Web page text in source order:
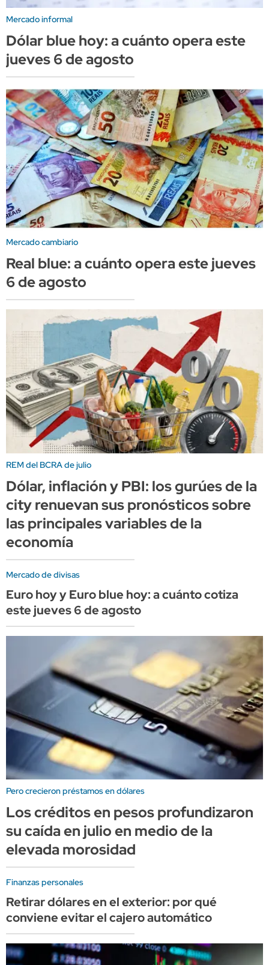
Mercado informal
Dólar blue hoy: a cuánto opera este
jueves 6 de agosto
Mercado cambiario
Real blue: a cuánto opera este jueves
6 de agosto
REM del BCRA de julio
Dólar, inflación y PBI: los gurúes de la
city renuevan sus pronósticos sobre
las principales variables de la
economía
Mercado de divisas
Euro hoy y Euro blue hoy: a cuánto cotiza
este jueves 6 de agosto
Pero crecieron préstamos en dólares
Los créditos en pesos profundizaron
su caída en julio en medio de la
elevada morosidad
Finanzas personales
Retirar dólares en el exterior: por qué
conviene evitar el cajero automático